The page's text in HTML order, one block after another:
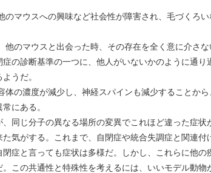
のマウスへの興味など社会性が障害され、毛づくろい
他のマウスと出会った時、その存在を全く意に介さ
の診断基準の一つに、他人がいないかのように通り
うだ。
体の濃度が減少し、神経スパインも減少することか
にある。
同じ分子の異なる場所の変異でこれほど違った症状
気がする。これまで、自閉症や統合失調症と関連付
症と言っても症状は多様だ。しかし、これらに他の
この共通性と特殊性を考えるには、いいモデル動物